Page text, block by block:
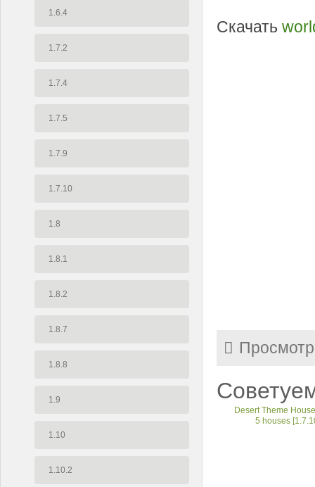
1.6.4
1.7.2
1.7.4
1.7.5
1.7.9
1.7.10
1.8
1.8.1
1.8.2
1.8.7
1.8.8
1.9
1.10
1.10.2
Скачать
Desert Theme
5 houses